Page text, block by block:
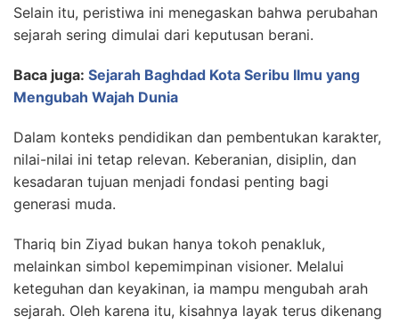
Selain itu, peristiwa ini menegaskan bahwa perubahan
sejarah sering dimulai dari keputusan berani.
Baca juga: Sejarah Baghdad Kota Seribu Ilmu yang
Mengubah Wajah Dunia
Dalam konteks pendidikan dan pembentukan karakter,
nilai-nilai ini tetap relevan. Keberanian, disiplin, dan
kesadaran tujuan menjadi fondasi penting bagi
generasi muda.
Thariq bin Ziyad bukan hanya tokoh penakluk,
melainkan simbol kepemimpinan visioner. Melalui
keteguhan dan keyakinan, ia mampu mengubah arah
sejarah. Oleh karena itu, kisahnya layak terus dikenang